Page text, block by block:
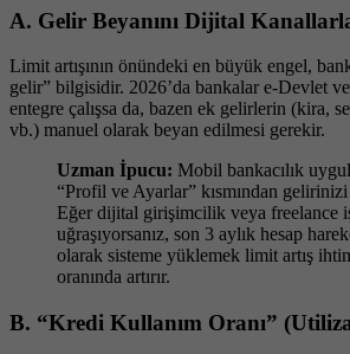
A. Gelir Beyanını Dijital
Limit artışının önündeki en büyük engel,
gelir” bilgisidir. 2026’da bankalar e-Devlet
entegre çalışsa da, bazen ek gelirlerin (kira,
vb.) manuel olarak beyan edilmesi gerekir.
Uzman İpucu: Mobil bankacılık
“Profil ve Ayarlar” kısmından
Eğer dijital girişimcilik veya freelance
uğraşıyorsanız, son 3 aylık hesap
olarak sisteme yüklemek limit artış
oranında artırır.
B. “Kredi Kullanım Oranı”